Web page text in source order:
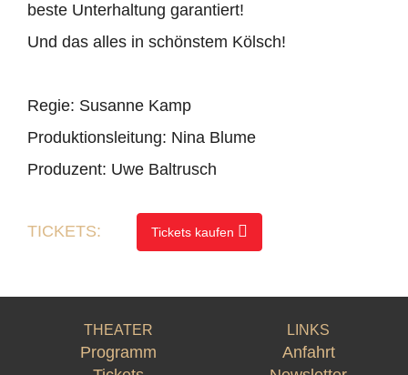
beste Unterhaltung garantiert!
Und das alles in schönstem Kölsch!
Regie: Susanne Kamp
Produktionsleitung: Nina Blume
Produzent: Uwe Baltrusch
TICKETS: Tickets kaufen
THEATER
Programm
LINKS
Anfahrt